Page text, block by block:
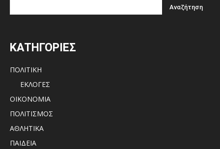
ΚΑΤΗΓΟΡΙΕΣ
ΠΟΛΙΤΙΚΗ
ΕΚΛΟΓΕΣ
ΟΙΚΟΝΟΜΙΑ
ΠΟΛΙΤΙΣΜΟΣ
ΑΘΛΗΤΙΚΑ
ΠΑΙΔΕΙΑ